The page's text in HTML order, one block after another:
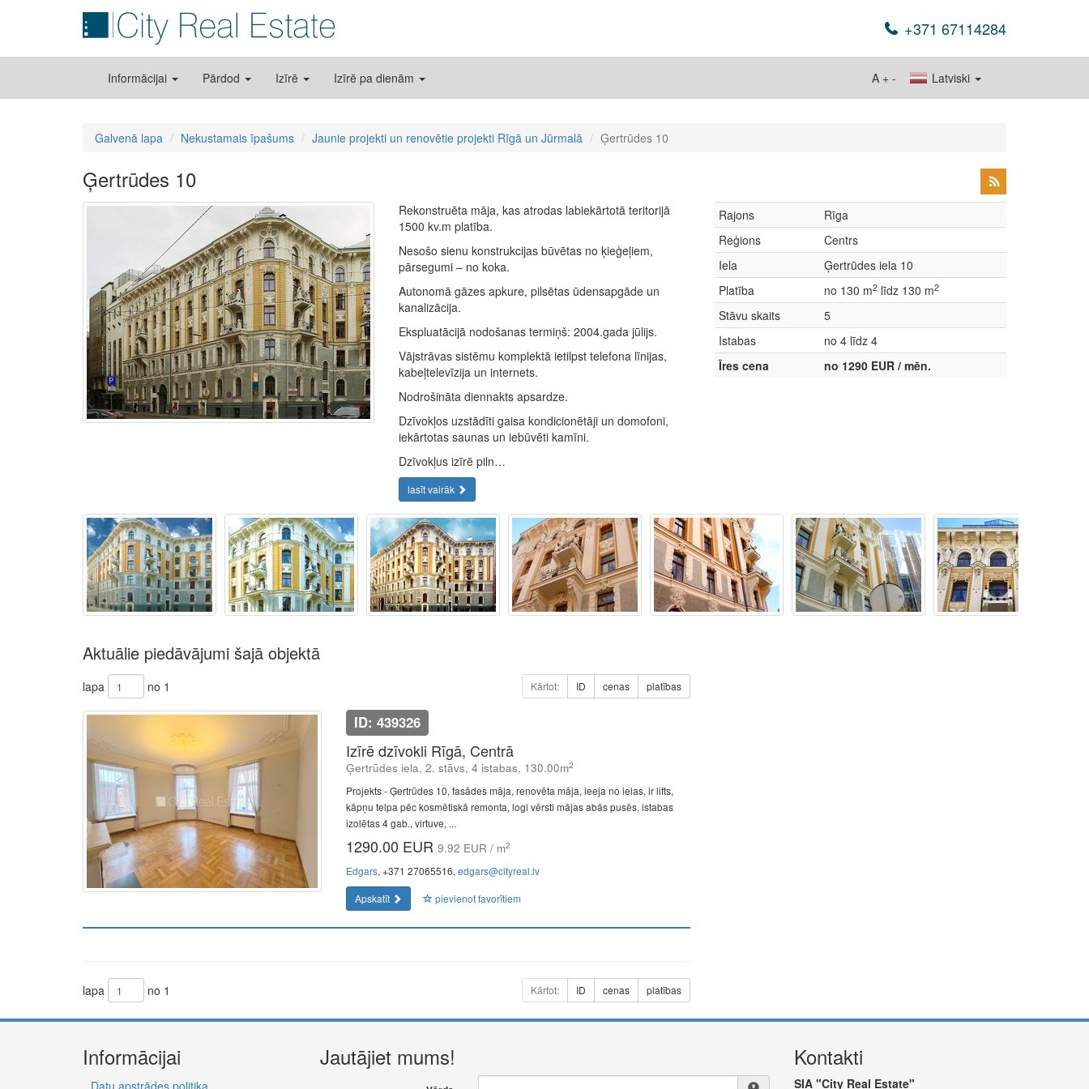
+371 67114284
Informācijai Pārdod Izīrē Izīrē pa dienām Latviski
A + -
Galvenā lapa Nekustamais īpašums Jaunie projekti un renovētie projekti Rīgā un Jūrmalā Ģertrūdes 10
Ģertrūdes 10
Rekonstruēta māja, kas atrodas labiekārtotā teritorijā
1500 kv.m platība.
Nesošo sienu konstrukcijas būvētas no ķieģeļiem,
pārsegumi – no koka.
Autonomā gāzes apkure, pilsētas ūdensapgāde un
kanalizācija.
Ekspluatācijā nodošanas termiņš: 2004.gada jūlijs.
Vājstrāvas sistēmu komplektā ietilpst telefona līnijas,
kabeļtelevīzija un internets.
Nodrošināta diennakts apsardze.
Dzīvokļos uzstādīti gaisa kondicionētāji un domofoni,
iekārtotas saunas un iebūvēti kamīni.
Dzīvokļus izīrē piln…
lasīt vairāk
Rajons
Rīga
Reģions
Centrs
Iela
Ģertrūdes iela 10
Platība
no 130 m2 līdz 130 m2
Stāvu skaits
5
Istabas
no 4 līdz 4
Īres cena
no 1290 EUR / mēn.
Aktuālie piedāvājumi šajā objektā
lapa no 1 Kārtot: ID cenas platības
ID: 439326
Izīrē dzīvokli Rīgā, Centrā
Ģertrūdes iela, 2. stāvs, 4 istabas, 130.00m2
Projekts - Ģertrūdes 10, fasādes māja, renovēta māja, ieeja no ielas, ir lifts,
kāpņu telpa pēc kosmētiskā remonta, logi vērsti mājas abās pusēs, istabas
izolētas 4 gab., virtuve, ...
1290.00 EUR 9.92 EUR / m2
Edgars, +371 27065516, edgars@cityreal.lv
Apskatīt
pievienot favorītiem
lapa no 1 Kārtot: ID cenas platības
Informācijai
Datu apstrādes politika
Jautājiet mums! Kontakti
SIA "City Real Estate"